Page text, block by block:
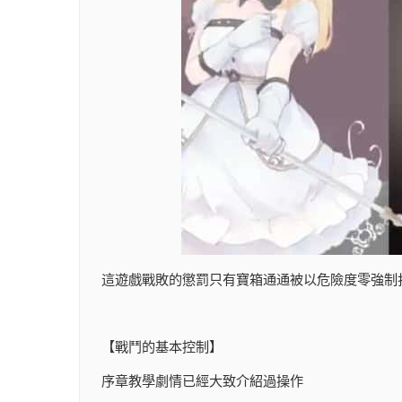
這遊戲戰敗的懲罰只有寶箱通通被以危險度零強制
【戰鬥的基本控制】
序章教學劇情已經大致介紹過操作